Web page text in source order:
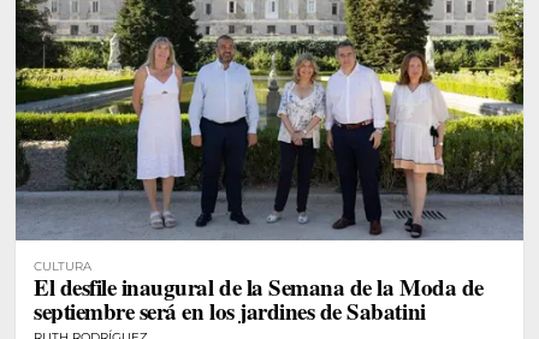
CULTURA
El desfile inaugural de la Semana de la Moda de
septiembre será en los jardines de Sabatini